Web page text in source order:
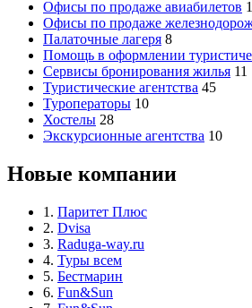
Офисы по продаже авиабилетов
Офисы по продаже
Палаточные лагеря 8
Помощь в оформлении
Сервисы бронирования жилья 11
Туристические агентства 45
Туроператоры 10
Хостелы 28
Экскурсионные агентства 10
Новые компании
1. Паритет Плюс
2. Dvisa
3. Raduga-way.ru
4. Туры всем
5. Бестмарин
6. Fun&Sun